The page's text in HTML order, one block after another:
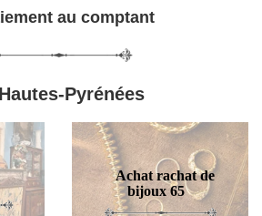
au comptant
Pyrénées
Achat rachat de
bijoux 65